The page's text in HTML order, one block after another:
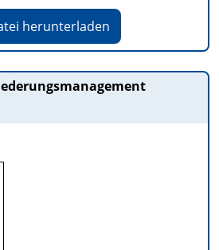
herunterladen